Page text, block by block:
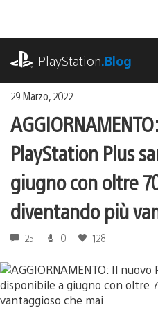
contenuto
PlayStation.Blog
29 Marzo, 2022
PlayStation Plus
giugno con oltre
diventando più
25 0 128